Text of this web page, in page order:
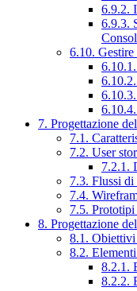
6.9.2.
6.9.3.
6.10.
7. Progettazione
7.1.
7.2. User
7.2.1.
7.3. Flussi di
7.4.
7.5.
8. Progettazione
8.1. Obiettivi
8.2.
8.2.1.
8.2.2.